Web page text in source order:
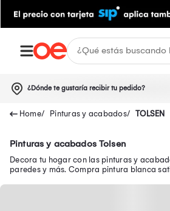
¿Dónde te gustaría recibir tu pedido?
Pinturas y acabados TOLSEN
Pinturas y acabados Tolsen
Decora tu hogar con las pinturas y
paredes y más. Compra pintura blanca